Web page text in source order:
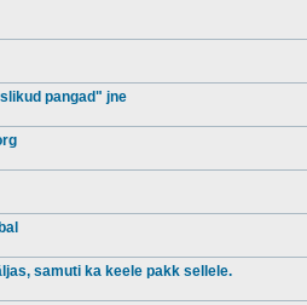
pangad" jne
samuti ka keele pakk sellele.